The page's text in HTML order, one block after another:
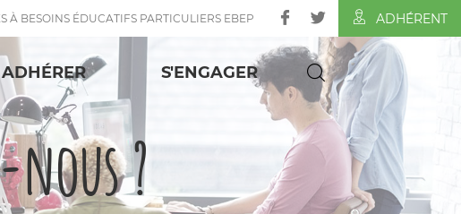
À BESOINS ÉDUCATIFS PARTICULIERS EBEP ADHÉRENT
ADHÉRER S'ENGAGER
?